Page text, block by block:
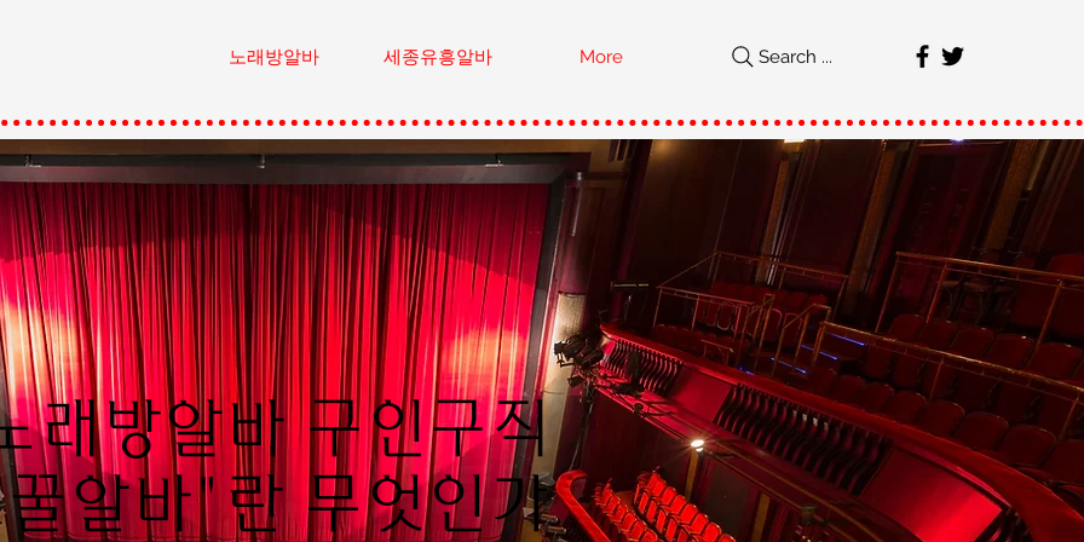
노래방알바 세종유흥알바 More Search ...
래방알바 구인구직
알바"란 무엇인가